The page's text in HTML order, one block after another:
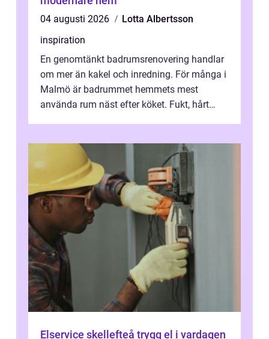
04 augusti 2026
Lotta Albertsson
inspiration
En genomtänkt badrumsrenovering handlar
om mer än kakel och inredning. För många i
Malmö är badrummet hemmets mest
använda rum näst efter köket. Fukt, hårt
Elservice skellefteå trygg el i vardagen